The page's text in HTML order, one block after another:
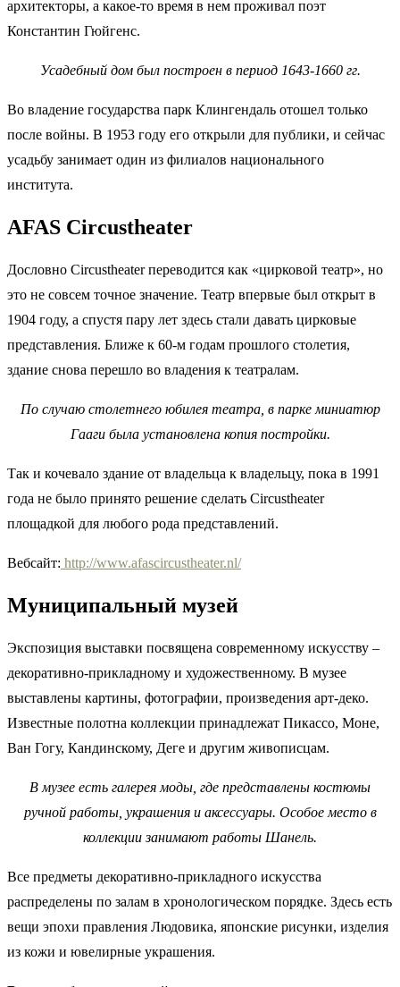
архитекторы, а какое-то время в нем проживал поэт
Константин Гюйгенс.
Усадебный дом был построен в период 1643-1660 гг.
Во владение государства парк Клингендаль отошел только
после войны. В 1953 году его открыли для публики, и сейчас
усадьбу занимает один из филиалов национального
института.
AFAS Circustheater
Дословно Circustheater переводится как «цирковой театр», но
это не совсем точное значение. Театр впервые был открыт в
1904 году, а спустя пару лет здесь стали давать цирковые
представления. Ближе к 60-м годам прошлого столетия,
здание снова перешло во владения к театралам.
По случаю столетнего юбилея театра, в парке миниатюр
Гааги была установлена копия постройки.
Так и кочевало здание от владельца к владельцу, пока в 1991
года не было принято решение сделать Circustheater
площадкой для любого рода представлений.
Вебсайт: http://www.afascircustheater.nl/
Муниципальный музей
Экспозиция выставки посвящена современному искусству –
декоративно-прикладному и художественному. В музее
выставлены картины, фотографии, произведения арт-деко.
Известные полотна коллекции принадлежат Пикассо, Моне,
Ван Гогу, Кандинскому, Деге и другим живописцам.
В музее есть галерея моды, где представлены костюмы
ручной работы, украшения и аксессуары. Особое место в
коллекции занимают работы Шанель.
Все предметы декоративно-прикладного искусства
распределены по залам в хронологическом порядке. Здесь есть
вещи эпохи правления Людовика, японские рисунки, изделия
из кожи и ювелирные украшения.